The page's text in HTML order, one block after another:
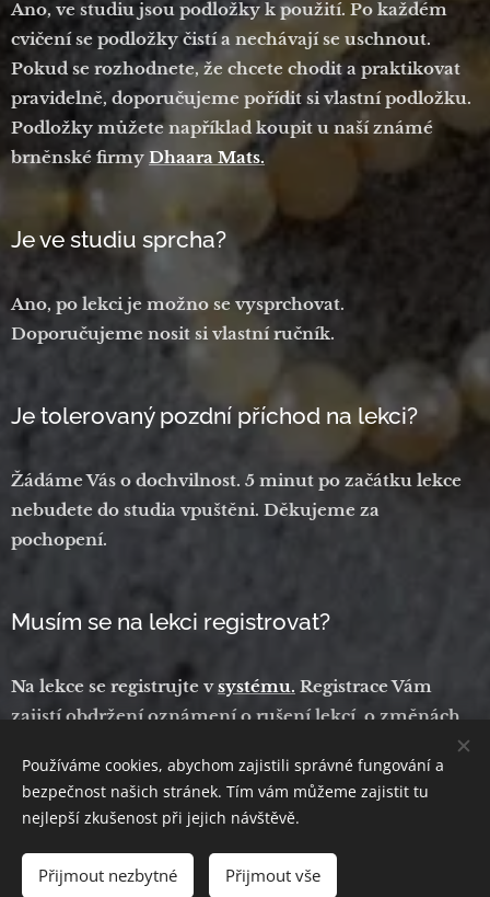
Ano, ve studiu jsou podložky k použití. Po každém
cvičení se podložky čistí a nechávají se uschnout.
Pokud se rozhodnete, že chcete chodit a praktikovat
pravidelně, doporučujeme pořídit si vlastní podložku.
Podložky můžete například koupit u naší známé
brněnské firmy Dhaara Mats.
Je ve studiu sprcha?
Ano, po lekci je možno se vysprchovat.
Doporučujeme nosit si vlastní ručník.
Je tolerovaný pozdní příchod na lekci?
Žádáme Vás o dochvilnost. 5 minut po začátku lekce
nebudete do studia vpuštěni. Děkujeme za
pochopení.
Musím se na lekci registrovat?
Na lekce se registrujte vsystému. Registrace Vám
zajistí obdržení oznámení o rušení lekcí, o změnách
© 2026 Yoga Lokah- Fuelled by love and compassion.
Vytvořeno službou Webnode
Používáme cookies, abychom zajistili správné fungování a
bezpečnost našich stránek. Tím vám můžeme zajistit tu
nejlepší zkušenost při jejich návštěvě.
Přijmout nezbytné Přijmout vše